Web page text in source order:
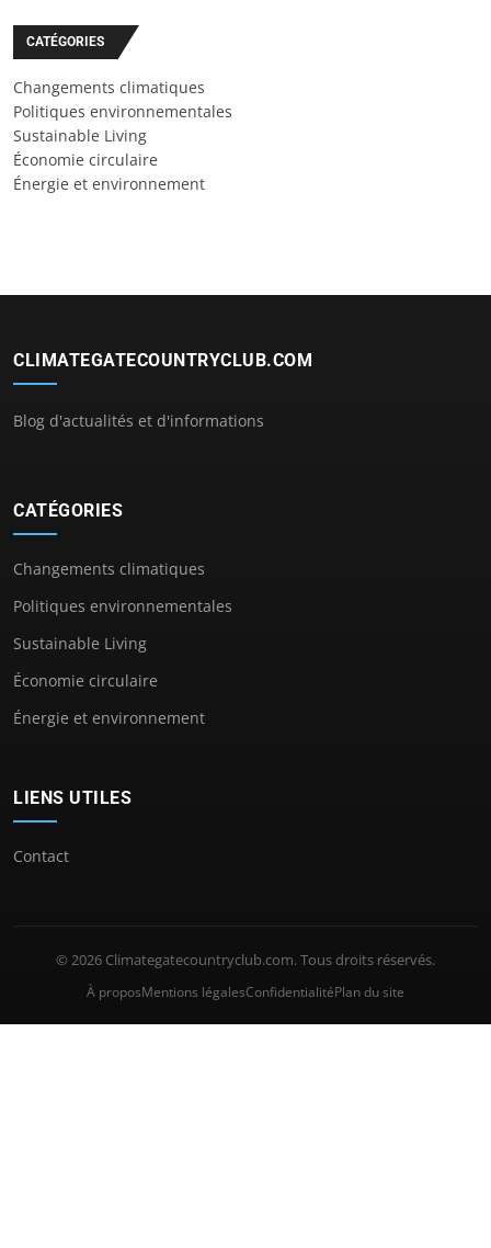
CATÉGORIES
Changements climatiques
Politiques environnementales
Sustainable Living
Économie circulaire
Énergie et environnement
CLIMATEGATECOUNTRYCLUB.COM
Blog d'actualités et d'informations
CATÉGORIES
Changements climatiques
Politiques environnementales
Sustainable Living
Économie circulaire
Énergie et environnement
LIENS UTILES
Contact
© 2026 Climategatecountryclub.com. Tous droits réservés.
À proposMentions légalesConfidentialitéPlan du site